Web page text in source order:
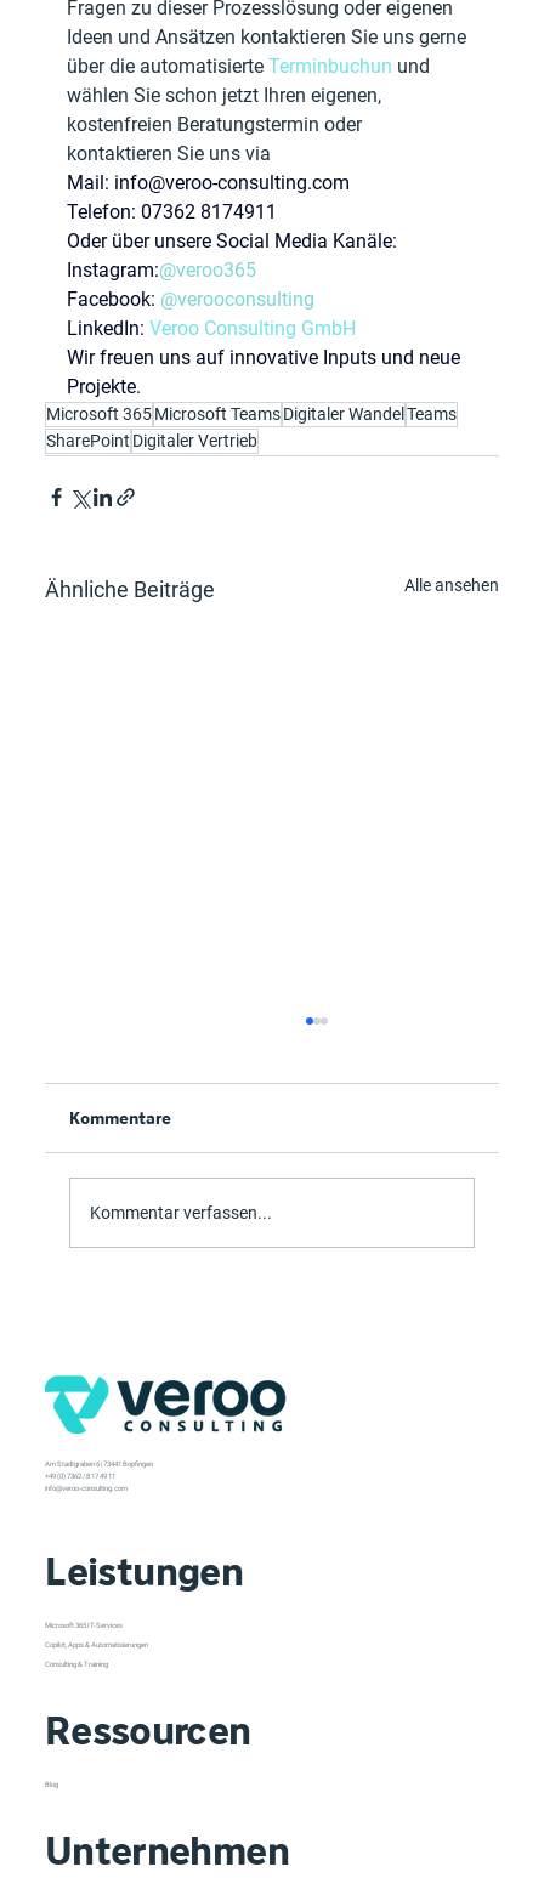
Fragen zu dieser Prozesslösung oder eigenen
Ideen und Ansätzen kontaktieren Sie uns gerne
über die automatisierte Terminbuchun und
wählen Sie schon jetzt Ihren eigenen,
kostenfreien Beratungstermin oder
kontaktieren Sie uns via
Mail: info@veroo-consulting.com
Telefon: 07362 8174911
Oder über unsere Social Media Kanäle:
Instagram:@veroo365
Facebook: @verooconsulting
LinkedIn: Veroo Consulting GmbH
Wir freuen uns auf innovative Inputs und neue
Projekte.
Microsoft 365Microsoft TeamsDigitaler Wandel Teams
SharePoint Digitaler Vertrieb
Ähnliche Beiträge Alle ansehen
Kommentare
Kommentar verfassen...
Leistungen
Microsoft 365 IT-Services
Copilot, Apps & Automatisierungen
Consulting & Training
Unternehmen
Ressourcen
Blog
Am Stadtgraben 6 | 73441 Bopfingen
+49 (0) 7362 / 8 17 49 11
info@veroo-consulting.com